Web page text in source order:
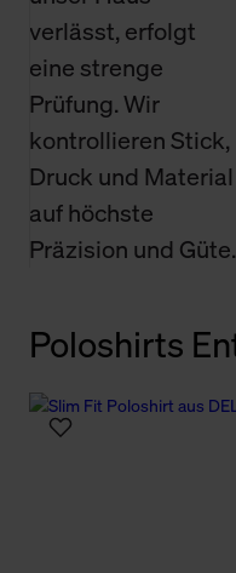
verlässt, erfolgt
eine strenge
Prüfung. Wir
kontrollieren Stick,
Druck und Material
auf höchste
Präzision und Güte.
Poloshirts